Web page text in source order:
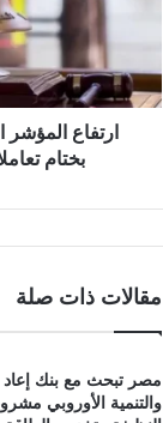
بختام
مقالات ذات صلة
مصر تبحث مع بنك إعاد
والتنمية الأوروبي